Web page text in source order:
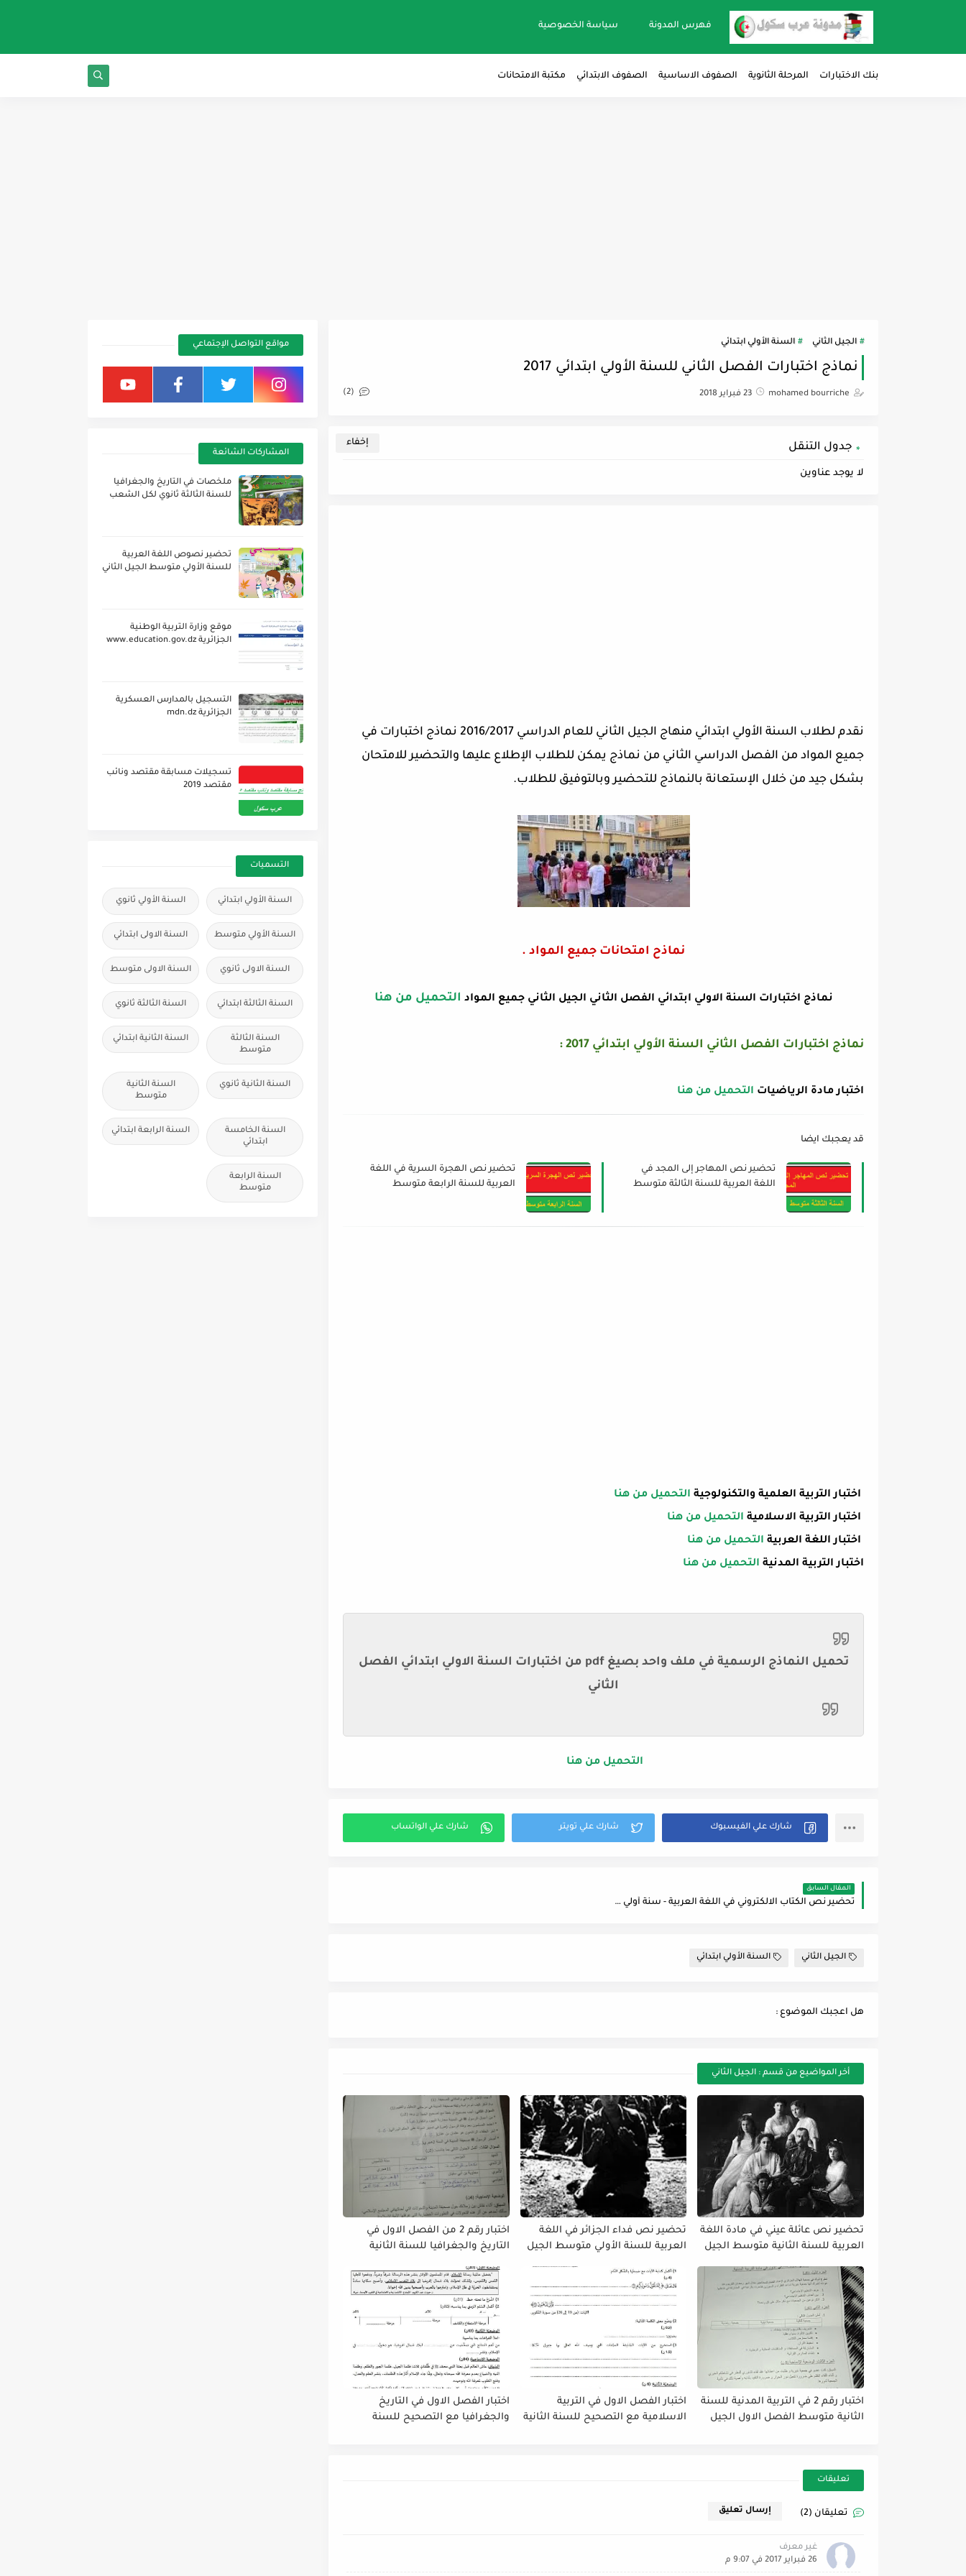
فهرس المدونة سياسة الخصوصية
بنك الاختبارات المرحلة الثانوية الصفوف الاساسية الصفوف الابتدائي مكتبة الامتحانات
الجيل الثاني السنة الأولي ابتدائي
نماذج اختبارات الفصل الثاني للسنة الأولي ابتدائي 2017
mohamed bourriche 23 فبراير 2018 (2)
جدول التنقل
لا يوجد عناوين
نقدم لطلاب السنة الأولي ابتدائي منهاج الجيل الثاني للعام الدراسي 2016/2017 نماذج اختبارات في
جميع المواد من الفصل الدراسي الثاني من نماذج يمكن للطلاب الإطلاع عليها والتحضير للامتحان
بشكل جيد من خلال الإستعانة بالنماذج للتحضير وبالتوفيق للطلاب.
نماذح امتحانات جميع المواد .
نماذج اختبارات السنة الاولي ابتدائي الفصل الثاني الجيل الثاني جميع المواد التحميل من هنا
نماذج اختبارات الفصل الثاني السنة الأولي ابتدائي 2017 :
اختبار مادة الرياضيات التحميل من هنا
قد يعجبك ايضا
تحضير نص المهاجر إلى المجد في
اللغة العربية للسنة الثالثة متوسط
تحضير نص الهجرة السرية في اللغة
العربية للسنة الرابعة متوسط
اختبار التربية العلمية والتكنولوجية التحميل من هنا
اختبار التربية الاسلامية التحميل من هنا
اختبار اللغة العربية التحميل من هنا
اختبار التربية المدنية التحميل من هنا
تحميل النماذج الرسمية في ملف واحد بصيغ pdf من اختبارات السنة الاولي ابتدائي الفصل
الثاني
التحميل من هنا
المقال السابق
تحضير نص الكتاب الالكتروني في اللغة العربية - سنة أولي متوسط
الجيل الثاني السنة الأولي ابتدائي
هل اعجبك الموضوع :
أخر المواضيع من قسم : الجيل الثاني
تحضير نص عائلة عيني في مادة اللغة
العربية للسنة الثانية متوسط الجيل
تحضير نص فداء الجزائر في اللغة
العربية للسنة الأولي متوسط الجيل
اختبار رقم 2 من الفصل الاول في
التاريخ والجغرافيا للسنة الثانية
اختبار رقم 2 في التربية المدنية للسنة
الثانية متوسط الفصل الاول الجيل
اختبار الفصل الاول في التربية
الاسلامية مع التصحيح للسنة الثانية
اختبار الفصل الاول في التاريخ
والجغرافيا مع التصحيح للسنة
تعليقات
تعليقان (2) إرسال تعليق
غير معرف
26 فبراير 2017 في 9:07 م
مواقع التواصل الإجتماعي
المشاركات الشائعة
ملخصات في التاريخ والجغرافيا
للسنة الثالثة ثانوي لكل الشعب
تحضير نصوص اللغة العربية
للسنة الأولي متوسط الجيل الثاني
موقع وزارة التربية الوطنية
الجزائرية www.education.gov.dz
التسجيل بالمدارس العسكرية
الجزائرية mdn.dz
تسجيلات مسابقة مقتصد ونائب
مقتصد 2019
التسميات
السنة الأولي ابتدائي السنة الأولي ثانوي
السنة الأولي متوسط السنة الاولى ابتدائي
السنة الاولى ثانوي السنة الاولى متوسط
السنة الثالثة ابتدائي السنة الثالثة ثانوي
السنة الثالثة
متوسط
السنة الثانية ابتدائي
السنة الثانية ثانوي
السنة الثانية
متوسط
السنة الخامسة
ابتدائي
السنة الرابعة ابتدائي
السنة الرابعة
متوسط